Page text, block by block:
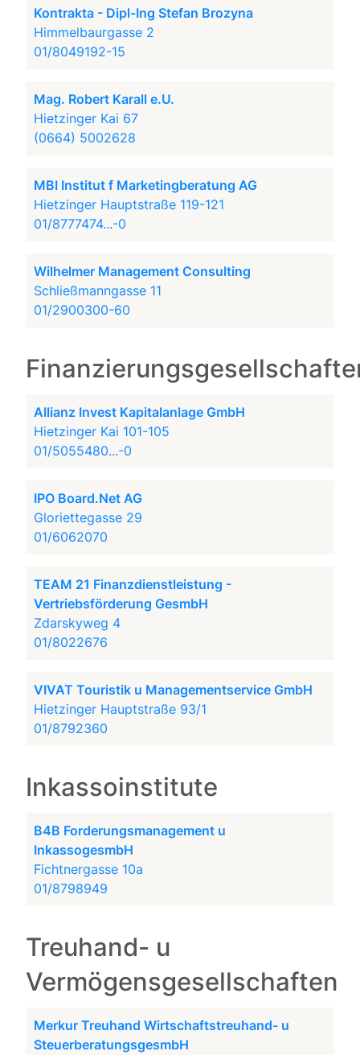
Kontrakta - Dipl-Ing Stefan Brozyna
Himmelbaurgasse 2
01/8049192-15
Mag. Robert Karall e.U.
Hietzinger Kai 67
(0664) 5002628
MBI Institut f Marketingberatung AG
Hietzinger Hauptstraße 119-121
01/8777474...-0
Wilhelmer Management Consulting
Schließmanngasse 11
01/2900300-60
Allianz Invest Kapitalanlage GmbH
Hietzinger Kai 101-105
01/5055480...-0
IPO Board.Net AG
Gloriettegasse 29
01/6062070
TEAM 21 Finanzdienstleistung -
Vertriebsförderung GesmbH
Zdarskyweg 4
01/8022676
VIVAT Touristik u Managementservice GmbH
Hietzinger Hauptstraße 93/1
01/8792360
Inkassoinstitute
B4B Forderungsmanagement u
InkassogesmbH
Fichtnergasse 10a
01/8798949
Treuhand- u
Vermögensgesellschaften
Merkur Treuhand Wirtschaftstreuhand- u
SteuerberatungsgesmbH